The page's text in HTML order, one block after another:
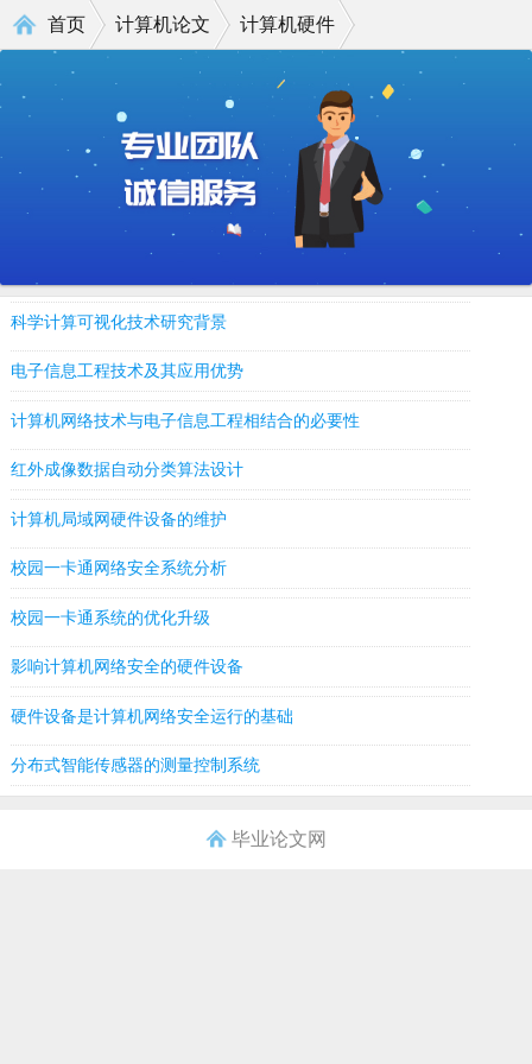
首页 计算机论文 计算机硬件
科学计算可视化技术研究背景
电子信息工程技术及其应用优势
计算机网络技术与电子信息工程相结合的必要性
红外成像数据自动分类算法设计
计算机局域网硬件设备的维护
校园一卡通网络安全系统分析
校园一卡通系统的优化升级
影响计算机网络安全的硬件设备
硬件设备是计算机网络安全运行的基础
分布式智能传感器的测量控制系统
毕业论文网